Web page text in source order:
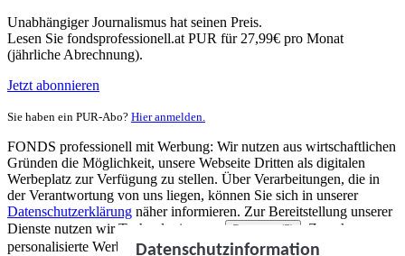
Unabhängiger Journalismus hat seinen Preis.
Lesen Sie fondsprofessionell.at PUR für 27,99€ pro Monat
(jährliche Abrechnung).
Jetzt abonnieren
Sie haben ein PUR-Abo? Hier anmelden.
FONDS professionell mit Werbung: Wir nutzen aus wirtschaftlichen
Gründen die Möglichkeit, unsere Webseite Dritten als digitalen
Werbeplatz zur Verfügung zu stellen. Über Verarbeitungen, die in
der Verantwortung von uns liegen, können Sie sich in unserer
Datenschutzerklärung näher informieren. Zur Bereitstellung unserer
Dienste nutzen wir Technologien von
Partnern (5)
. Zwecke:
personalisierte Werbung und Inhalte, Messung von Werbeleistung
Datenschutzinformation